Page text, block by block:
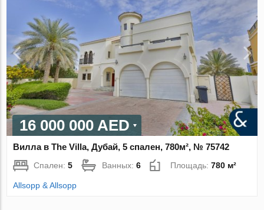
16 000 000 AED
Вилла в The Villa, Дубай, 5 спален, 780м², № 75742
Спален:5 Ванных:6 Площадь:780 м²
Allsopp & Allsopp